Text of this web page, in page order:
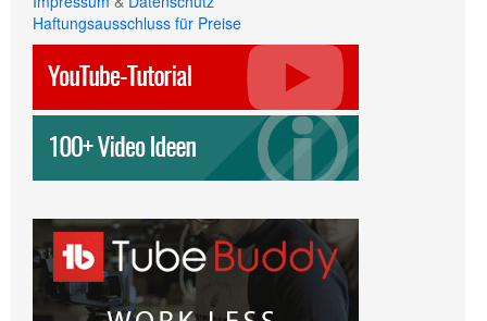
Haftungsausschluss für Preise